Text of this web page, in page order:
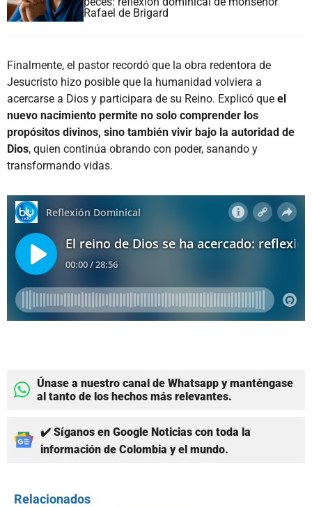
Rafael de Brigard
Finalmente, el pastor recordó que la obra redentora de
Jesucristo hizo posible que la humanidad volviera a
acercarse a Dios y participara de su Reino. Explicó que el
nuevo nacimiento permite no solo comprender los
propósitos divinos, sino también vivir bajo la autoridad de
Dios, quien continúa obrando con poder, sanando y
transformando vidas.
Únase a nuestro canal de Whatsapp y manténgase
al tanto de los hechos más relevantes.
✔️ Síganos en Google Noticias con toda la
información de Colombia y el mundo.
Relacionados